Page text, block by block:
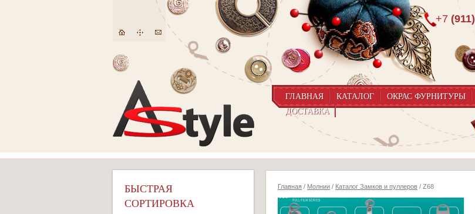
+7 (911)
ГЛАВНАЯ КАТАЛОГ ОКРАС ФУРНИТУРЫ
ДОСТАВКА
БЫСТРАЯ
СОРТИРОВКА
Главная / Молнии / Каталог Замков и пуллеров / Z68